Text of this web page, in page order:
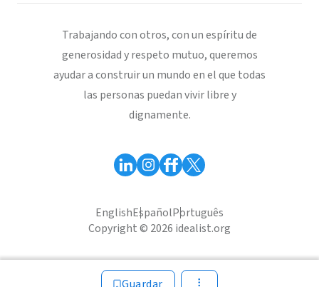
Guardar
Trabajando con otros, con un espíritu de
generosidad y respeto mutuo, queremos
ayudar a construir un mundo en el que todas
las personas puedan vivir libre y
dignamente.
EnglishEspañolPortuguês
Copyright © 2026 idealist.org